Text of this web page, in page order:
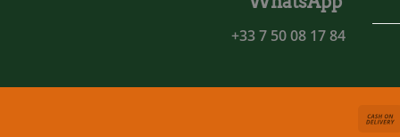
84 17 08 50 7 33+